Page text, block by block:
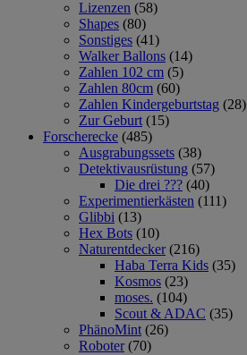
Lizenzen (58)
Shapes (80)
Sonstiges (41)
Walker Ballons (14)
Zahlen 102 cm (5)
Zahlen 80cm (60)
Zahlen Kindergeburtstag (28)
Zur Geburt (15)
Forscherecke (485)
Ausgrabungssets (38)
Detektivausrüstung (57)
Die drei ??? (40)
Experimentierkästen (111)
Glibbi (13)
Hex Bots (10)
Naturentdecker (216)
Haba Terra Kids (35)
Kosmos (23)
moses. (104)
Scout & ADAC (35)
PhänoMint (26)
Roboter (70)